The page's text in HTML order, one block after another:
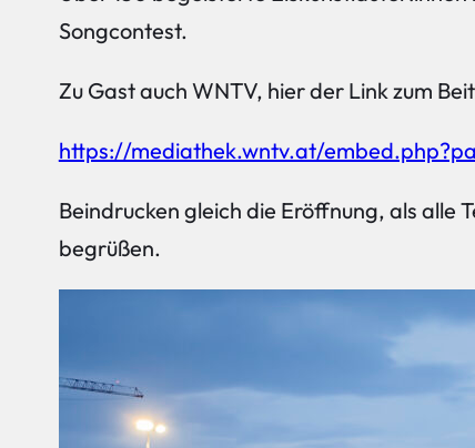
Songcontest.
Zu Gast auch WNTV, hier der Link zum
https://mediathek.wntv.at/
Beindrucken gleich die Eröffnung, als alle
begrüßen.